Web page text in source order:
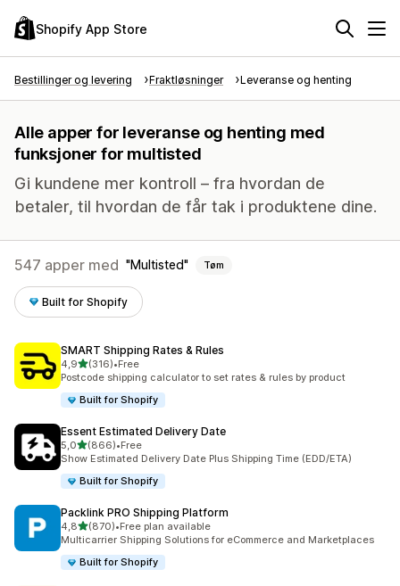
Shopify App Store
Bestillinger og levering Fraktløsninger Leveranse og henting
Alle apper for leveranse og henting med
funksjoner for multisted
Gi kundene mer kontroll – fra hvordan de
betaler, til hvordan de får tak i produktene dine.
547 apper med Multisted Tøm
Built for Shopify
SMART Shipping Rates & Rules
4,9av 5 stjerner
(316)
Totalt 316 omtaler
•Free
Postcode shipping calculator to set rates & rules by product
Built for Shopify
Essent Estimated Delivery Date
5,0av 5 stjerner
(866)
Totalt 866 omtaler
•Free
Show Estimated Delivery Date Plus Shipping Time (EDD/ETA)
Built for Shopify
Packlink PRO Shipping Platform
4,8av 5 stjerner
(870)
Totalt 870 omtaler
•Free plan available
Multicarrier Shipping Solutions for eCommerce and Marketplaces
Built for Shopify